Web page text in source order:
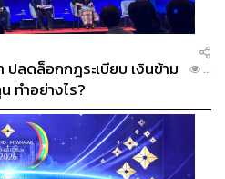
ปลดล็อกกฎระเบียบ เงินข้าม
ทำอย่างไร?
...